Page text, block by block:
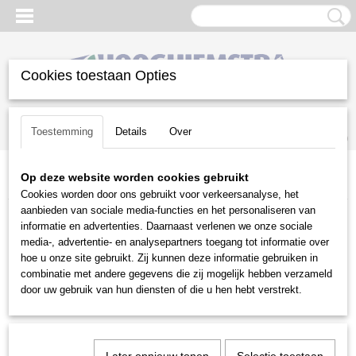
Inloggen Registreren
(0)
Home >Gazononderhoud>Zitmaaiers>Frontmaaiers
Gazononderhoud
Balkmaaiers
Beluchtingsmachines
Bosmaaiers | toebehoren
Cookies toestaan Opties
Toestemming Details Over
Op deze website worden cookies gebruikt
Cookies worden door ons gebruikt voor verkeersanalyse, het
aanbieden van sociale media-functies en het personaliseren van
informatie en advertenties. Daarnaast verlenen we onze sociale
media-, advertentie- en analysepartners toegang tot informatie over
hoe u onze site gebruikt. Zij kunnen deze informatie gebruiken in
combinatie met andere gegevens die zij mogelijk hebben verzameld
door uw gebruik van hun diensten of die u hen hebt verstrekt.